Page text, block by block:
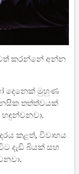
කරන්නේ අන්න
දෙනෙක් මුහුණ
තත්ත්වයක්
හඳුන්වනවා.
කළත්, විවාහය
දැඩි බියක් සහ